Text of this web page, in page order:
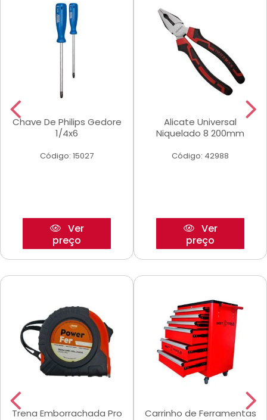
Chave De Philips Gedore
1/4x6
Código: 15027
Ver
preço
Alicate Universal
Niquelado 8 200mm
Código: 42988
Ver
preço
Trena Emborrachada Pro
Carrinho de Ferramentas